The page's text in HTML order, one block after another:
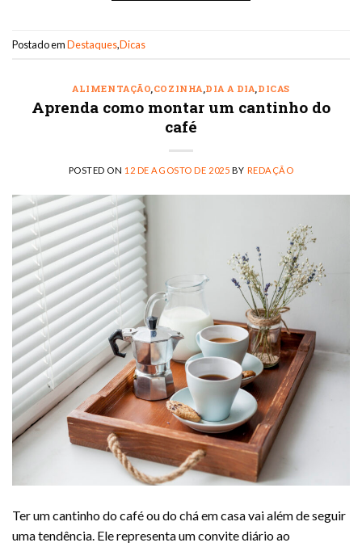
Postado emDestaques,Dicas
ALIMENTAÇÃO,COZINHA,DIA A DIA,DICAS
Aprenda como montar um cantinho do
café
POSTED ON 12 DE AGOSTO DE 2025 BY REDAÇÃO
Ter um cantinho do café ou do chá em casa vai além de seguir
uma tendência. Ele representa um convite diário ao